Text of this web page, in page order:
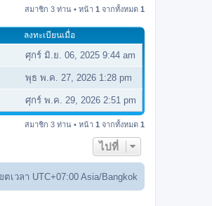
สมาชิก 3 ท่าน • หน้า 1 จากทั้งหมด 1
ลงทะเบียนเมื่อ
ศุกร์ มิ.ย. 06, 2025 9:44 am
พุธ พ.ค. 27, 2026 1:28 pm
ศุกร์ พ.ค. 29, 2026 2:51 pm
สมาชิก 3 ท่าน • หน้า 1 จากทั้งหมด 1
ไปที่
ตเวลา UTC+07:00 Asia/Bangkok